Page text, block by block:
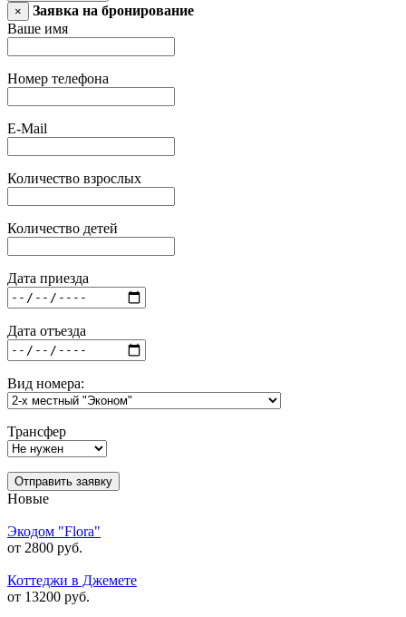
×
Заявка на бронирование
Ваше имя
Номер телефона
E-Mail
Количество взрослых
Количество детей
Дата приезда
Дата отъезда
Вид номера:
Трансфер
Отправить заявку
Новые
Экодом "Flora"
от 2800 руб.
Коттеджи в Джемете
от 13200 руб.